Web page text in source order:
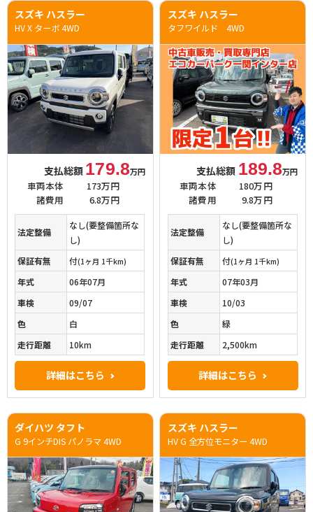
スズキ ハスラー
HV X ターボ 4WD
支払総額 179.8万円
車両本体
173万円
諸費用
6.8万円
法定整備
なし(要整備箇所な
し)
保証有無
付(1ヶ月 1千km)
年式
06年07月
車検
09/07
色
白
走行距離
10km
詳細はこちら
スズキ ハスラー
タフワイルド 4WD
支払総額 189.8万円
車両本体
180万円
諸費用
9.8万円
法定整備
なし(要整備箇所な
し)
保証有無
付(1ヶ月 1千km)
年式
07年03月
車検
10/03
色
緑
走行距離
2,500km
詳細はこちら
ダイハツ タフト
G 9インチDIS パノラマ 4WD
スズキ ハスラー
HV G 全方位モニター 4WD